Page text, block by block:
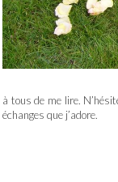
à tous de me lire.
échanges que j’adore.